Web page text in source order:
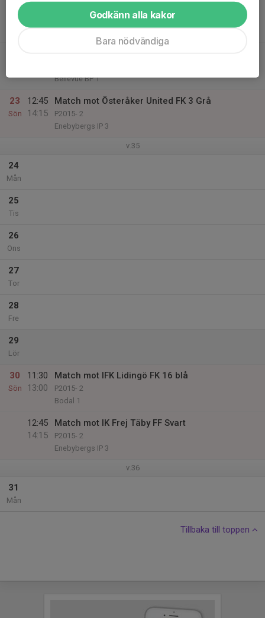
22
Lör
14:15
Bellevue BP 1
23
Sön
12:45
14:15
Match mot Österåker United FK 3 Grå
P2015- 2
Enebybergs IP 3
v.35
24
Mån
25
Tis
26
Ons
27
Tor
28
Fre
29
Lör
30
Sön
11:30
13:00
Match mot IFK Lidingö FK 16 blå
P2015- 2
Bodal 1
12:45
14:15
Match mot IK Frej Täby FF Svart
P2015- 2
Enebybergs IP 3
v.36
31
Mån
Tillbaka till toppen
Godkänn alla kakor
Bara nödvändiga